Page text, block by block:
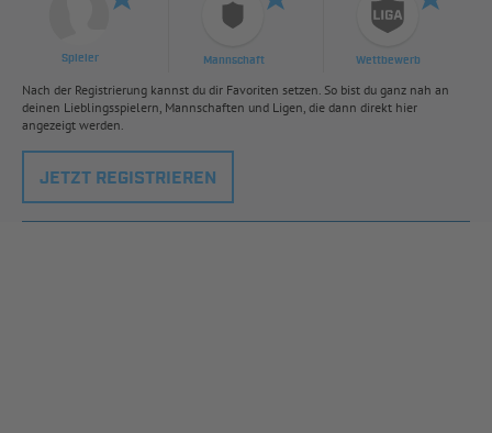
Spieler Mannschaft Wettbewerb
Nach der Registrierung kannst du dir Favoriten setzen. So bist du ganz nah an
deinen Lieblingsspielern, Mannschaften und Ligen, die dann direkt hier
angezeigt werden.
JETZT REGISTRIEREN